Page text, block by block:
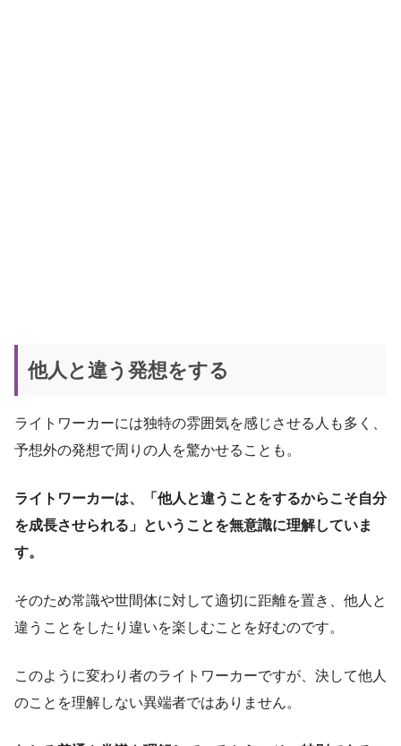
他人と違う発想をする
ライトワーカーには独特の雰囲気を感じさせる人も多く、
予想外の発想で周りの人を驚かせることも。
ライトワーカーは、「他人と違うことをするからこそ自分
を成長させられる」ということを無意識に理解していま
す。
そのため常識や世間体に対して適切に距離を置き、他人と
違うことをしたり違いを楽しむことを好むのです。
このように変わり者のライトワーカーですが、決して他人
のことを理解しない異端者ではありません。